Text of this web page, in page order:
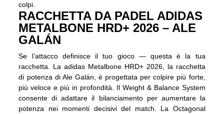
colpi.
RACCHETTA DA PADEL ADIDAS
METALBONE HRD+ 2026 – ALE
GALÁN
Se l’attacco definisce il tuo gioco — questa è la tua
racchetta. La adidas Metalbone HRD+ 2026, la racchetta
di potenza di Ale Galán, è progettata per colpire più forte,
più veloce e più in profondità. Il Weight & Balance System
consente di adattare il bilanciamento per aumentare la
potenza nei momenti decisivi del match. La Octagonal